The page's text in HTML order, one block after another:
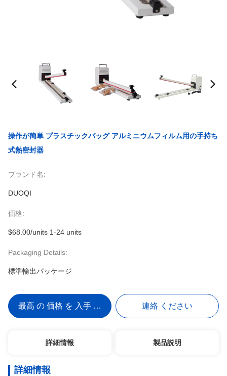
操作が簡単 プラスチックバッグ アルミニウムフィルム用の手持ち
式熱密封器
ブランド名:
DUOQI
価格:
$68.00/units 1-24 units
Packaging Details:
標準輸出パッケージ
最高 の 価格 を 入手 する 連絡 ください
詳細情報 製品説明
詳細情報